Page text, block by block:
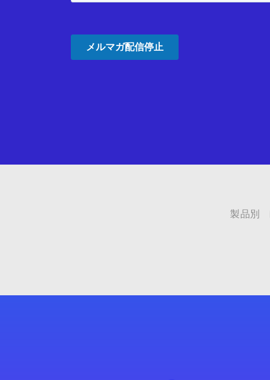
製品別